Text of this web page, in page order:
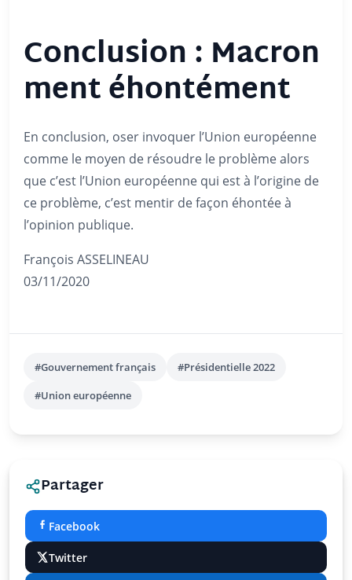
Conclusion : Macron
ment éhontément
En conclusion, oser invoquer l’Union européenne
comme le moyen de résoudre le problème alors
que c’est l’Union européenne qui est à l’origine de
ce problème, c’est mentir de façon éhontée à
l’opinion publique.
François ASSELINEAU
03/11/2020
#Gouvernement français
#Présidentielle 2022
#Union européenne
Partager
Facebook
Twitter